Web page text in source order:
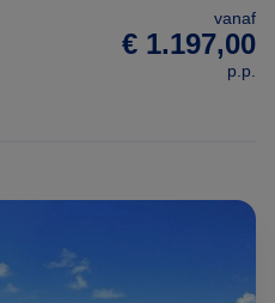
zoals deKathedraal
Palácio da
ontworpen voor de
Pampulha Modern
vanaf
€ 1.197,00
p.p.